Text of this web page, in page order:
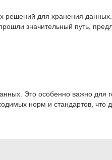
решений для хранения
значительный путь,
Это особенно важно для
норм и стандартов, что